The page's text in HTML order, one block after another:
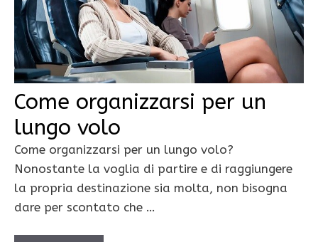
Come organizzarsi per un
lungo volo
Come organizzarsi per un lungo volo?
Nonostante la voglia di partire e di raggiungere
la propria destinazione sia molta, non bisogna
dare per scontato che …